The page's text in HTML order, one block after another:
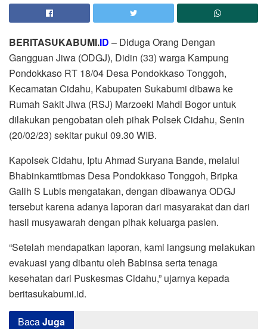
BERITASUKABUMI.ID – Diduga Orang Dengan
Gangguan Jiwa (ODGJ), Didin (33) warga Kampung
Pondokkaso RT 18/04 Desa Pondokkaso Tonggoh,
Kecamatan Cidahu, Kabupaten Sukabumi dibawa ke
Rumah Sakit Jiwa (RSJ) Marzoeki Mahdi Bogor untuk
dilakukan pengobatan oleh pihak Polsek Cidahu, Senin
(20/02/23) sekitar pukul 09.30 WIB.
Kapolsek Cidahu, Iptu Ahmad Suryana Bande, melalui
Bhabinkamtibmas Desa Pondokkaso Tonggoh, Bripka
Galih S Lubis mengatakan, dengan dibawanya ODGJ
tersebut karena adanya laporan dari masyarakat dan dari
hasil musyawarah dengan pihak keluarga pasien.
“Setelah mendapatkan laporan, kami langsung melakukan
evakuasi yang dibantu oleh Babinsa serta tenaga
kesehatan dari Puskesmas Cidahu,” ujarnya kepada
beritasukabumi.id.
BacaJuga